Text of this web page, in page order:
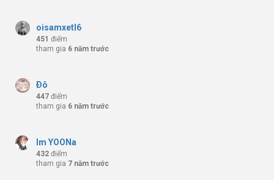
oisamxetl6
451 điểm
tham gia 6 năm trước
Ðô
447 điểm
tham gia 6 năm trước
Im YOONa
432 điểm
tham gia 7 năm trước